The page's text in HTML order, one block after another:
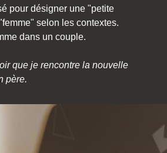
pour désigner une "petite
selon les contextes.
dans un couple.
que je rencontre la nouvelle
père.